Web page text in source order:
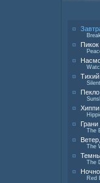
Пикок
Тихий
Пекло
The
The
The
Red